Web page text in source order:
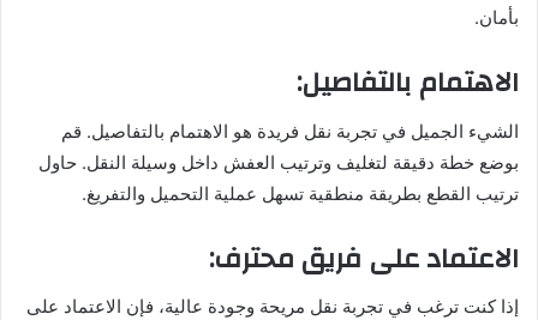
بأمان.
الاهتمام بالتفاصيل:
الشيء الجميل في تجربة نقل فريدة هو الاهتمام بالتفاصيل. قم
بوضع خطة دقيقة لتغليف وترتيب العفش داخل وسيلة النقل. حاول
ترتيب القطع بطريقة منطقية تسهل عملية التحميل والتفريغ.
الاعتماد على فريق محترف:
إذا كنت ترغب في تجربة نقل مريحة وجودة عالية، فإن الاعتماد على